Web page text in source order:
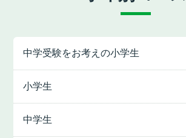
中学受験をお考えの小学生
小学生
中学生